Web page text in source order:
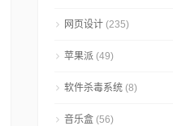
网页设计 (235)
苹果派 (49)
软件杀毒系统 (8)
音乐盒 (56)